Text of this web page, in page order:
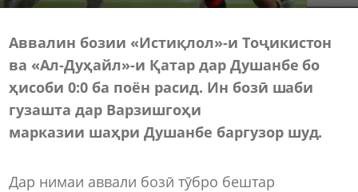
Аввалин бозии «Истиқлол»-и Тоҷикистон
ва «Ал-Дуҳайл»-и Қатар дар Душанбе бо
ҳисоби 0:0 ба поён расид. Ин бозӣ шаби
гузашта дар Варзишгоҳи
марказии шаҳри Душанбе баргузор шуд.
Дар нимаи аввали бозӣ тӯбро бештар